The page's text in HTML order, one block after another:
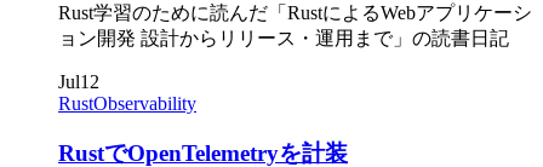
Rust学習のために読んだ「RustによるWebアプリケーシ
ョン開発 設計からリリース・運用まで」の読書日記
Jul12
RustObservability
RustでOpenTelemetryを計装